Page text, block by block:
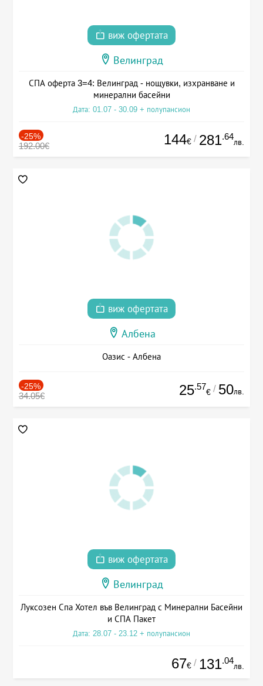
виж офертата
Велинград
СПА оферта 3=4: Велинград - нощувки, изхранване и
минерални басейни
Дата: 01.07 - 30.09 + полупансион
-25%
192.00€ 144€ / 281.64
лв.
виж офертата
Албена
Оазис - Албена
-25%
34.05€ 25.57
€ / 50лв.
виж офертата
Велинград
Луксозен Спа Хотел във Велинград с Минерални Басейни
и СПА Пакет
Дата: 28.07 - 23.12 + полупансион
67€ / 131.04
лв.